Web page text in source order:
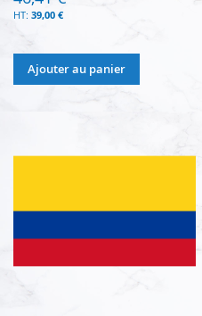
39,00 €
Ajouter au panier